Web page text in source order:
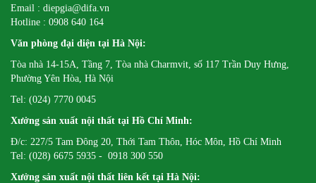
Email : diepgia@difa.vn
Hotline : 0908 640 164
Văn phòng đại diện tại Hà Nội:
Tòa nhà 14-15A, Tầng 7, Tòa nhà Charmvit, số 117 Trần Duy Hưng,
Phường Yên Hòa, Hà Nội
Tel: (024) 7770 0045
Xưởng sản xuất nội thất tại Hồ Chí Minh:
Đ/c: 227/5 Tam Đông 20, Thới Tam Thôn, Hóc Môn, Hồ Chí Minh
Tel: (028) 6675 5935 - 0918 300 550
Xưởng sản xuất nội thất liên kết tại Hà Nội: